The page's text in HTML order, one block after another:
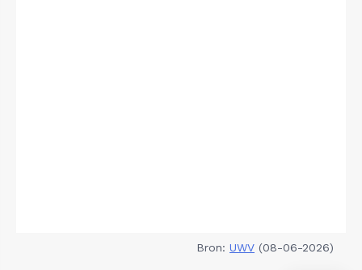
Bron: UWV (08-06-2026)